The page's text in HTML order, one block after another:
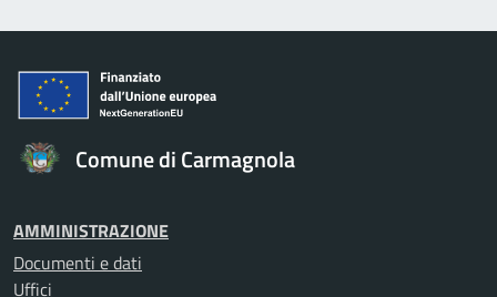
Comune di Carmagnola
AMMINISTRAZIONE
Documenti e dati
Uffici